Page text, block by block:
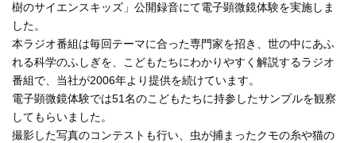
樹のサイエンスキッズ」公開録音にて電子顕微鏡体験を実施しま
した。
本ラジオ番組は毎回テーマに合った専門家を招き、世の中にあふ
れる科学のふしぎを、こどもたちにわかりやすく解説するラジオ
番組で、当社が2006年より提供を続けています。
電子顕微鏡体験では51名のこどもたちに持参したサンプルを観察
してもらいました。
撮影した写真のコンテストも行い、虫が捕まったクモの糸や猫の